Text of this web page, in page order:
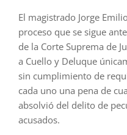
El magistrado Jorge
proceso que se sigue
de la Corte Suprema de
a Cuello y Deluque
sin cumplimiento de
cada uno una pena de
absolvió del delito de
acusados.